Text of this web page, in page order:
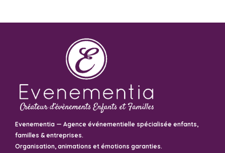
Evenementia — Agence événementielle spécialisée enfants,
familles & entreprises.
Organisation, animations et émotions garanties.